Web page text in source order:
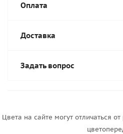
Оплата
Доставка
Задать вопрос
Цвета на сайте могут отличаться